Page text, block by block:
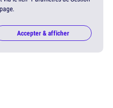
Accepter & afficher